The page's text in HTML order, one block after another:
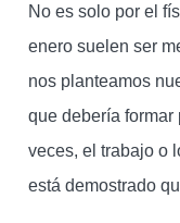
No es solo por el
enero suelen ser
nos planteamos
que debería formar
veces, el trabajo o
está demostrado